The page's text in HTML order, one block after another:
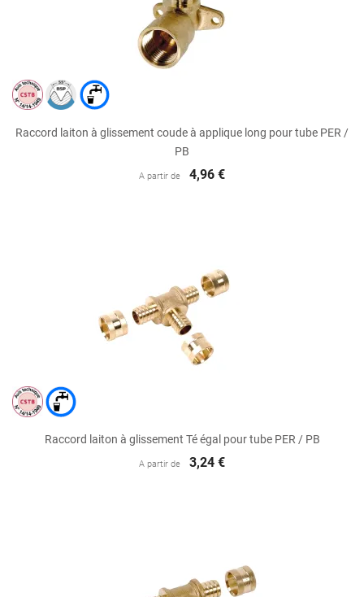
Raccord laiton à glissement coude à applique long pour tube PER /
PB
A partir de 4,96 €
Raccord laiton à glissement Té égal pour tube PER / PB
A partir de 3,24 €